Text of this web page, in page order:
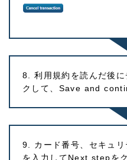
8. 利用規約を読んだ後
クして、Save and
9. カード番号、セキュ
を入力してNext stepを